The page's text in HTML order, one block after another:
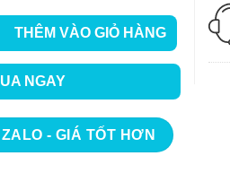
BUC775MH số lượng
THÊM VÀO GIỎ HÀNG
NGAY
- GIÁ TỐT HƠN